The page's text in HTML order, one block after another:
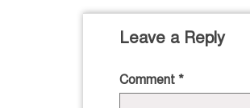
Leave a Reply
Comment *